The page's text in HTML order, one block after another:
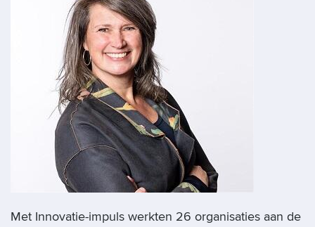
Met Innovatie-impuls werkten 26 organisaties aan de